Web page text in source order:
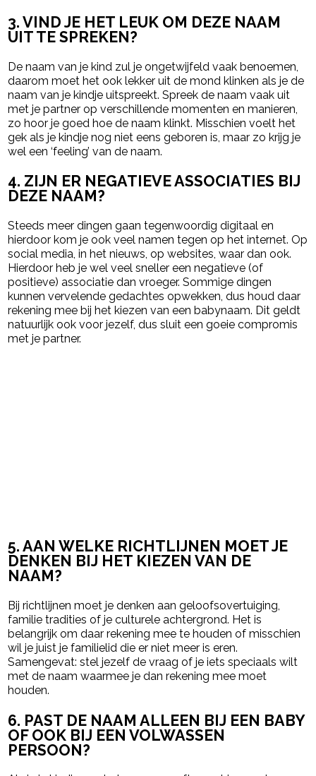
3. VIND JE HET LEUK OM DEZE NAAM
UIT TE SPREKEN?
De naam van je kind zul je ongetwijfeld vaak benoemen,
daarom moet het ook lekker uit de mond klinken als je de
naam van je kindje uitspreekt. Spreek de naam vaak uit
met je partner op verschillende momenten en manieren,
zo hoor je goed hoe de naam klinkt. Misschien voelt het
gek als je kindje nog niet eens geboren is, maar zo krijg je
wel een ‘feeling’ van de naam.
4. ZIJN ER NEGATIEVE ASSOCIATIES BIJ
DEZE NAAM?
Steeds meer dingen gaan tegenwoordig digitaal en
hierdoor kom je ook veel namen tegen op het internet. Op
social media, in het nieuws, op websites, waar dan ook.
Hierdoor heb je wel veel sneller een negatieve (of
positieve) associatie dan vroeger. Sommige dingen
kunnen vervelende gedachtes opwekken, dus houd daar
rekening mee bij het kiezen van een babynaam. Dit geldt
natuurlijk ook voor jezelf, dus sluit een goeie compromis
met je partner.
5. AAN WELKE RICHTLIJNEN MOET JE
DENKEN BIJ HET KIEZEN VAN DE
NAAM?
Bij richtlijnen moet je denken aan geloofsovertuiging,
familie tradities of je culturele achtergrond. Het is
belangrijk om daar rekening mee te houden of misschien
wil je juist je familielid die er niet meer is eren.
Samengevat: stel jezelf de vraag of je iets speciaals wilt
met de naam waarmee je dan rekening mee moet
houden.
6. PAST DE NAAM ALLEEN BIJ EEN BABY
OF OOK BIJ EEN VOLWASSEN
PERSOON?